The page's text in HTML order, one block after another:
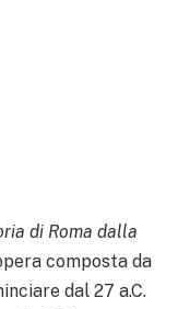
di Roma dalla
composta da
dal 27 a.C.